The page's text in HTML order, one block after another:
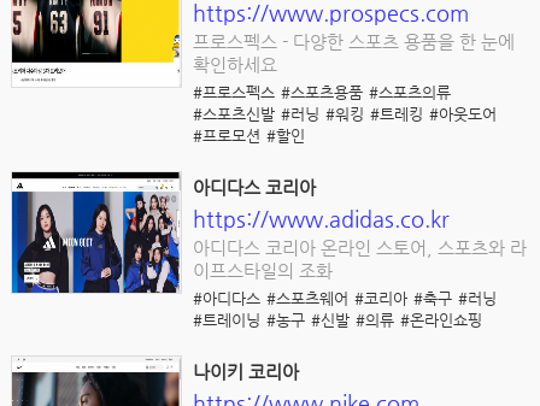
https://www.prospecs.com
프로스펙스 - 다양한 스포츠 용품을 한 눈에
확인하세요
#프로스펙스 #스포츠용품 #스포츠의류
#스포츠신발 #러닝 #워킹 #트레킹 #아웃도어
#프로모션 #할인
아디다스 코리아
https://www.adidas.co.kr
아디다스 코리아 온라인 스토어, 스포츠와 라
이프스타일의 조화
#아디다스 #스포츠웨어 #코리아 #축구 #러닝
#트레이닝 #농구 #신발 #의류 #온라인쇼핑
나이키 코리아